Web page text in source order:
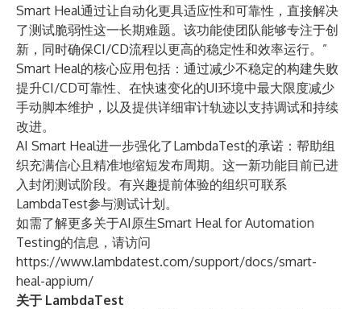
Smart Heal通过让自动化更具适应性和可靠性，直接解决
了测试脆弱性这一长期难题。该功能使团队能够专注于创
新，同时确保CI/CD流程以更高的稳定性和效率运行。”
Smart Heal的核心应用包括：通过减少不稳定的构建失败
提升CI/CD可靠性、在快速变化的UI环境中最大限度减少
手动脚本维护，以及提供详细审计轨迹以支持调试和持续
改进。
AI Smart Heal进一步强化了LambdaTest的承诺：帮助组
织充满信心且精准地缩短发布周期。这一新功能目前已进
入封闭测试阶段。有兴趣提前体验的组织可联系
LambdaTest参与测试计划。
如需了解更多关于AI原生Smart Heal for Automation
Testing的信息，请访问
https://www.lambdatest.com/support/docs/smart-
heal-appium/
关于 LambdaTest